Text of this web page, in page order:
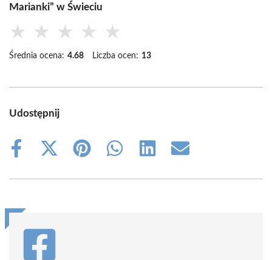
Marianki” w Świeciu
★ ★ ★ ★ ★
Średnia ocena: 4.68 Liczba ocen: 13
Udostępnij
Share
Share
(Twitter)
Share
Share
Share
Share